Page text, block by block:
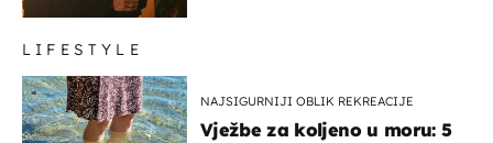
LIFESTYLE
NAJSIGURNIJI OBLIK REKREACIJE
Vježbe za koljeno u moru: 5